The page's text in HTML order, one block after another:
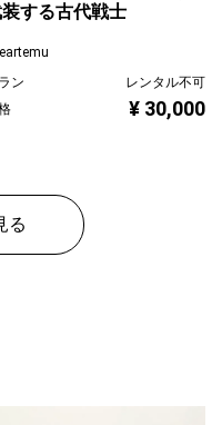
する古代戦士
ン
レンタル不可
¥ 30,000
る